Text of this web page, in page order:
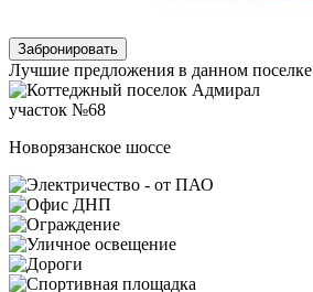
Забронировать
Лучшие предложения в данном поселке
участок №68
Новорязанское шоссе